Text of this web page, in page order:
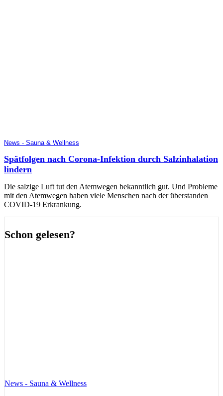
News - Sauna & Wellness
Spätfolgen nach Corona-Infektion durch Salzinhalation
lindern
Die salzige Luft tut den Atemwegen bekanntlich gut. Und Probleme
mit den Atemwegen haben viele Menschen nach der überstanden
COVID-19 Erkrankung.
Schon gelesen?
News - Sauna & Wellness